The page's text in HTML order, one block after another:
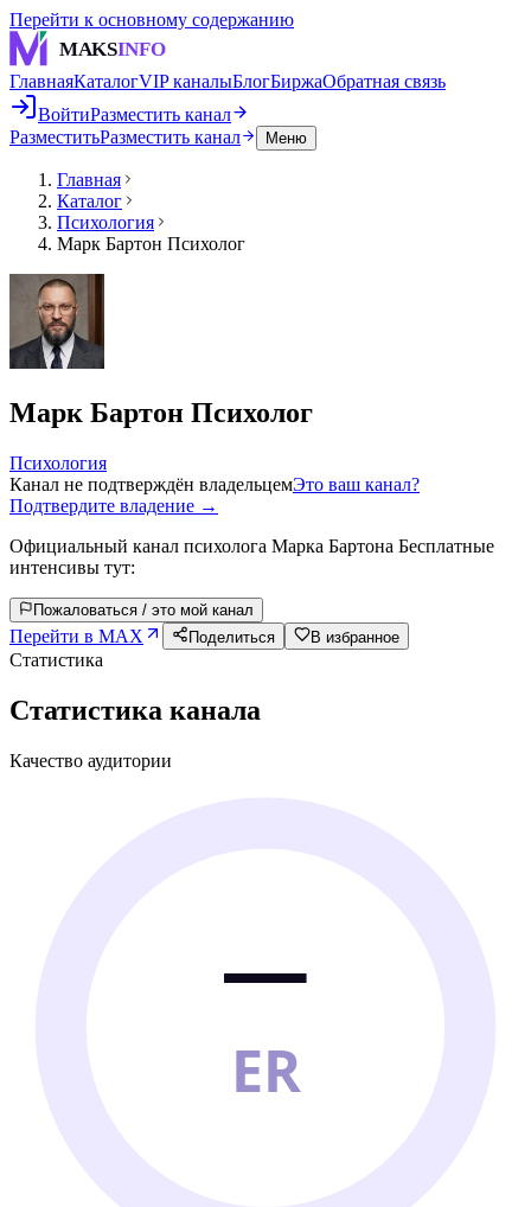
Перейти к основному содержанию
MAKSINFO
ГлавнаяКаталогVIP каналыБлогБиржаОбратная связь
ВойтиРазместить канал
РазместитьРазместить канал Меню
Главная
Каталог
Психология
Марк Бартон Психолог
Марк Бартон Психолог
Психология
Канал не подтверждён владельцемЭто ваш канал?
Подтвердите владение →
Официальный канал психолога Марка Бартона Бесплатные
интенсивы тут:
Пожаловаться / это мой канал
Перейти в MAX Поделиться В избранное
Статистика
Статистика канала
Качество аудитории
—
ER